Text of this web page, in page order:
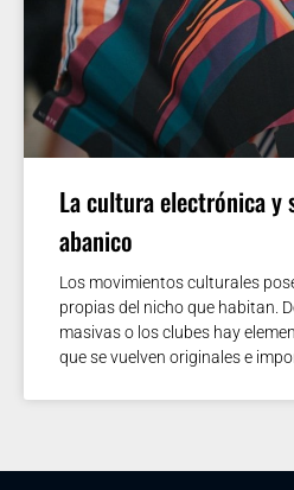
La cultura electrónica y
abanico
Los movimientos culturales
propias del nicho que habitan.
masivas o los clubes hay
que se vuelven originales e